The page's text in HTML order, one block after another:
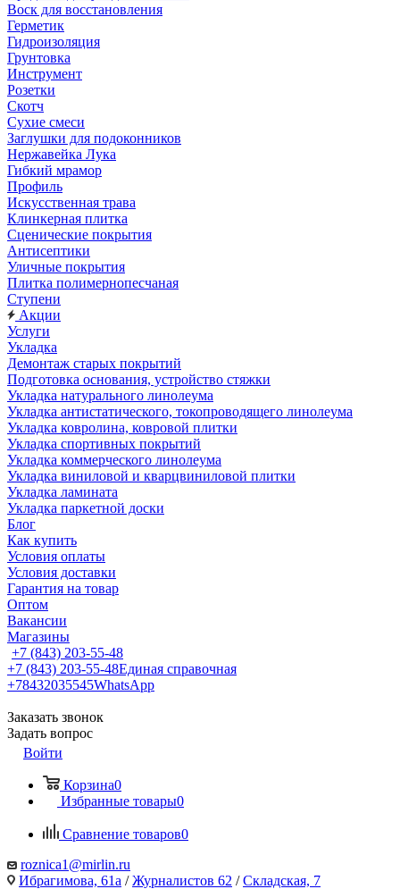
Воск для восстановления
Герметик
Гидроизоляция
Грунтовка
Инструмент
Розетки
Скотч
Сухие смеси
Заглушки для подоконников
Нержавейка Лука
Гибкий мрамор
Профиль
Искусственная трава
Клинкерная плитка
Сценические покрытия
Антисептики
Уличные покрытия
Плитка полимернопесчаная
Ступени
Акции
Услуги
Укладка
Демонтаж старых покрытий
Подготовка основания, устройство стяжки
Укладка натурального линолеума
Укладка антистатического, токопроводящего линолеума
Укладка ковролина, ковровой плитки
Укладка спортивных покрытий
Укладка коммерческого линолеума
Укладка виниловой и кварцвиниловой плитки
Укладка ламината
Укладка паркетной доски
Блог
Как купить
Условия оплаты
Условия доставки
Гарантия на товар
Оптом
Вакансии
Магазины
+7 (843) 203-55-48
+7 (843) 203-55-48Единая справочная
+78432035545WhatsApp
Заказать звонок
Задать вопрос
Войти
Корзина0
Избранные товары0
Сравнение товаров0
roznica1@mirlin.ru
Ибрагимова, 61а /Журналистов 62 /Складская, 7